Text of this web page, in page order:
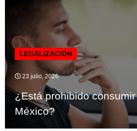
LEGALIZACIÓN
23 julio, 2026
¿Está prohibido
México?